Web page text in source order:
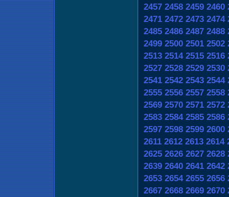
2457 2458 2459 2460
2471 2472 2473 2474
2485 2486 2487 2488
2499 2500 2501 2502
2513 2514 2515 2516
2527 2528 2529 2530
2541 2542 2543 2544
2555 2556 2557 2558
2569 2570 2571 2572
2583 2584 2585 2586
2597 2598 2599 2600
2611 2612 2613 2614
2625 2626 2627 2628
2639 2640 2641 2642
2653 2654 2655 2656
2667 2668 2669 2670